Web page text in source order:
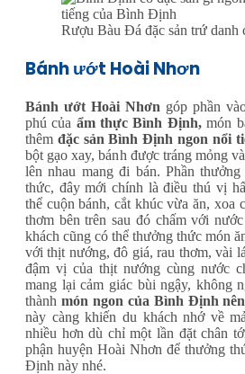
Rượu Bàu Đá đặc sản trứ
Bánh ướt Hoài Nhơn
Bánh ướt Hoài Nhơn góp phần
phú của ẩm thực Bình Định,món
thêm đặc sản Bình Định ngon nổi
bột gạo xay, bánh được tráng mỏng
lên nhau mang đi bán. Phần
thức, đây mới chính là điều thú vị
thể cuộn bánh, cắt khúc vừa ăn, xoa
thơm bên trên sau đó chấm với
khách cũng có thể thưởng thức món
với thịt nướng, đô giá, rau thơm, vài
đậm vị của thịt nướng cùng nước
mang lại cảm giác bùi ngậy, không
thành món ngon của Bình Định
này càng khiến du khách nhớ về
nhiều hơn dù chỉ một lần đặt chân
phận huyện Hoài Nhơn để thưởng
Định này nhé.